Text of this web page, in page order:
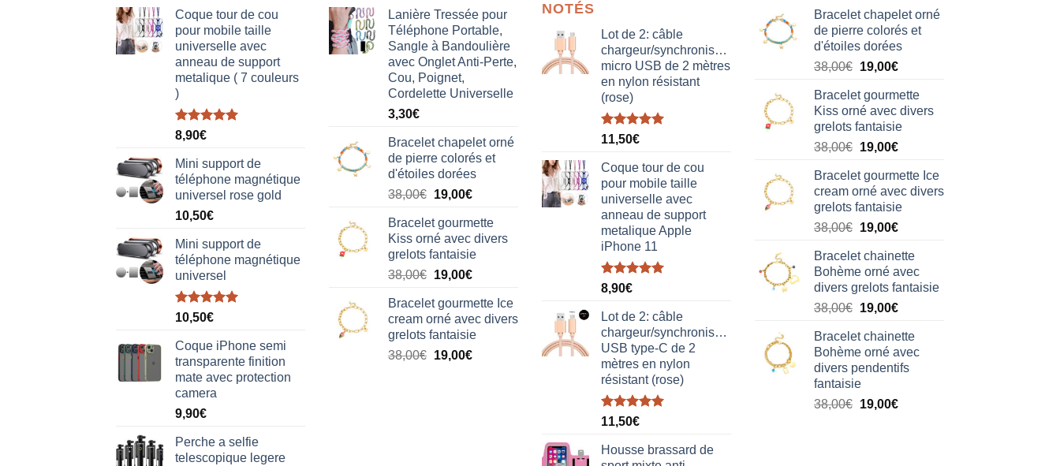
Coque tour de cou
pour mobile taille
universelle avec
anneau de support
metalique ( 7 couleurs
)
Note5.00
8,90€
Mini support de
téléphone magnétique
universel rose gold
10,50€
Mini support de
téléphone magnétique
universel
Note5.00
10,50€
Coque iPhone semi
transparente finition
mate avec protection
camera
9,90€
Perche a selfie
telescopique legere
Lanière Tressée pour
Téléphone Portable,
Sangle à Bandoulière
avec Onglet Anti-Perte,
Cou, Poignet,
Cordelette Universelle
3,30€
Bracelet chapelet orné
de pierre colorés et
d'étoiles dorées
38,00€ Le
initial
était :
38,00€.
19,00€Le
actuel
est :
19,00€.
Bracelet gourmette
Kiss orné avec divers
grelots fantaisie
38,00€ Le
initial
était :
38,00€.
19,00€Le
actuel
est :
19,00€.
Bracelet gourmette Ice
cream orné avec divers
grelots fantaisie
38,00€ Le
19,00€Le
NOTÉS
Lot de 2: câble
chargeur/synchronisation
micro USB de 2 mètres
en nylon résistant
(rose)
Note5.00
11,50€
Coque tour de cou
pour mobile taille
universelle avec
anneau de support
metalique Apple
iPhone 11
Note5.00
8,90€
Lot de 2: câble
chargeur/synchronisation
USB type-C de 2
mètres en nylon
résistant (rose)
Note5.00
11,50€
Housse brassard de
Bracelet chapelet orné
de pierre colorés et
d'étoiles dorées
38,00€ Le
initial
était :
38,00€.
19,00€Le
actuel
est :
19,00€.
Bracelet gourmette
Kiss orné avec divers
grelots fantaisie
38,00€ Le
initial
était :
38,00€.
19,00€Le
actuel
est :
19,00€.
Bracelet gourmette Ice
cream orné avec divers
grelots fantaisie
38,00€ Le
initial
était :
38,00€.
19,00€Le
actuel
est :
19,00€.
Bracelet chainette
Bohème orné avec
divers grelots fantaisie
38,00€ Le
initial
était :
38,00€.
19,00€Le
actuel
est :
19,00€.
Bracelet chainette
Bohème orné avec
divers pendentifs
fantaisie
38,00€ Le
19,00€Le